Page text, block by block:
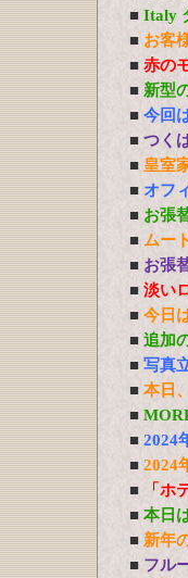
■ Italy
■ お客
■ 赤の
■ 新型
■ 今回
■ つく
■ 皇室
■ オフ
■ お張
■ ムー
■ お張
■ 淡い
■ 今日
■ 追加
■ 写真
■ 本日
■
■ 2024
■ 2024
■ 「ホ
■ 本日
■ 新年
■ フル